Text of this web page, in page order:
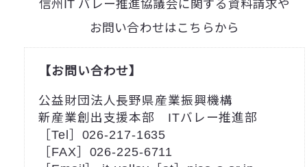
信州IT バレー推進協議会に関する資料請求や
お問い合わせはこちらから
【お問い合わせ】
公益財団法人長野県産業振興機構
新産業創出支援本部 ITバレー推進部
［Tel］026-217-1635
［FAX］026-225-6711